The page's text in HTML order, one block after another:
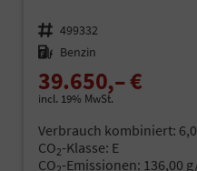
Fahrzeugnr. 499332
Kraftstoff Benzin
39.650,– €
incl. 19% MwSt.
Verbrauch kombiniert:
CO2-Klasse: E
CO -Emissionen: 136,00